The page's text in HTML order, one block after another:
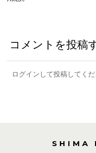
コメントを投稿
ログインして投稿してくだ
SHIMA